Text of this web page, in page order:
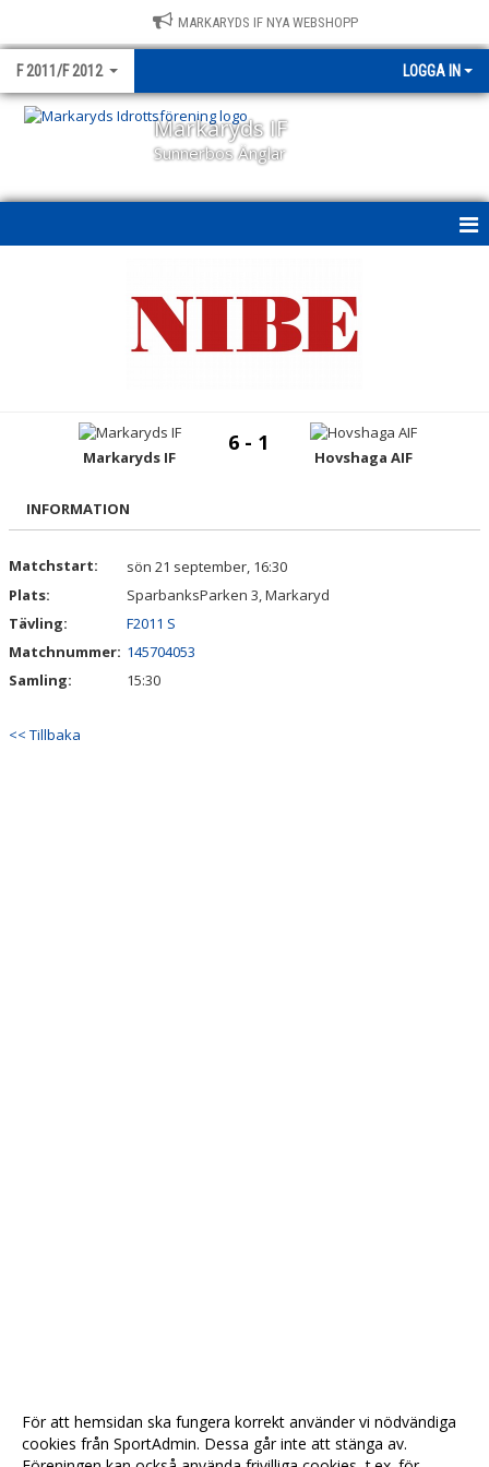
MARKARYDS IF NYA WEBSHOPP
F 2011/F 2012 LOGGA IN
Markaryds IF
Sunnerbos Änglar
BILDGALLERI
KONTAKT
Markaryds IF
6 - 1
Hovshaga AIF
INFORMATION
Matchstart:
sön 21 september, 16:30
Plats:
SparbanksParken 3, Markaryd
Tävling:
F2011 S
Matchnummer: 145704053
Samling:
15:30
<< Tillbaka
För att hemsidan ska fungera korrekt använder vi nödvändiga
cookies från SportAdmin. Dessa går inte att stänga av.